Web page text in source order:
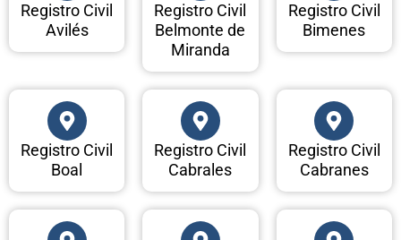
Registro Civil
Avilés
Registro Civil
Belmonte de
Miranda
Registro Civil
Bimenes
Registro Civil
Boal
Registro Civil
Cabrales
Registro Civil
Cabranes